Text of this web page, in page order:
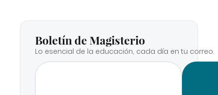
Boletín de Magisterio
Lo esencial de la educación, cada día en tu correo.